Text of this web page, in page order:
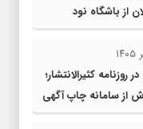
از باشگاه نود
کثیرالانتشار؛
از سامانه چاپ آگهی